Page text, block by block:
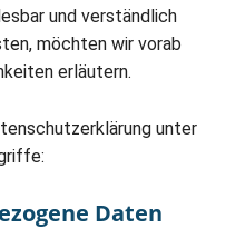
und verständlich
möchten wir vorab
erläutern.
unter
Daten